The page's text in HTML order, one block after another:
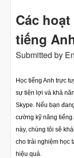
Các
tiếng
Submitted by
Học tiếng Anh trực
sự tiện lợi và khả
Skype. Nếu bạn
cường kỹ năng tiếng
này, chúng tôi sẽ
cho trải nghiệm học
hiệu quả.